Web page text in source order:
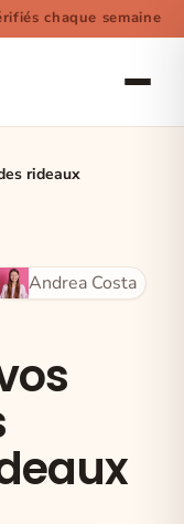
chaque semaine
rideaux
Andrea Costa